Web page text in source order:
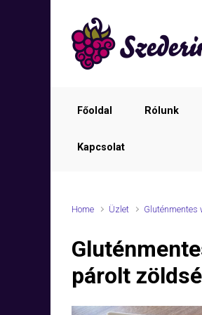
Főoldal Rólunk
Kapcsolat
Home Üzlet Gluténmentes
párolt